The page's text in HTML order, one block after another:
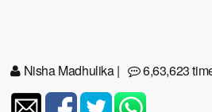
Nisha Madhulika| 6,63,623